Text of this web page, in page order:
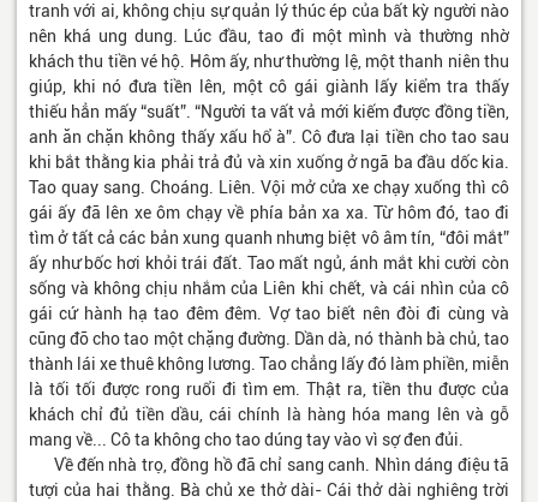
tranh với ai, không chịu sự quản lý thúc ép của bất kỳ người nào
nên khá ung dung. Lúc đầu, tao đi một mình và thường nhờ
khách thu tiền vé hộ. Hôm ấy, như thường lệ, một thanh niên thu
giúp, khi nó đưa tiền lên, một cô gái giành lấy kiểm tra thấy
thiếu hẳn mấy “suất”. “Người ta vất vả mới kiếm được đồng tiền,
anh ăn chặn không thấy xấu hổ à”. Cô đưa lại tiền cho tao sau
khi bắt thằng kia phải trả đủ và xin xuống ở ngã ba đầu dốc kia.
Tao quay sang. Choáng. Liên. Vội mở cửa xe chạy xuống thì cô
gái ấy đã lên xe ôm chạy về phía bản xa xa. Từ hôm đó, tao đi
tìm ở tất cả các bản xung quanh nhưng biệt vô âm tín, “đôi mắt”
ấy như bốc hơi khỏi trái đất. Tao mất ngủ, ánh mắt khi cười còn
sống và không chịu nhắm của Liên khi chết, và cái nhìn của cô
gái cứ hành hạ tao đêm đêm. Vợ tao biết nên đòi đi cùng và
cũng đỡ cho tao một chặng đường. Dần dà, nó thành bà chủ, tao
thành lái xe thuê không lương. Tao chẳng lấy đó làm phiền, miễn
là tối tối được rong ruổi đi tìm em. Thật ra, tiền thu được của
khách chỉ đủ tiền dầu, cái chính là hàng hóa mang lên và gỗ
mang về... Cô ta không cho tao dúng tay vào vì sợ đen đủi.
Về đến nhà trọ, đồng hồ đã chỉ sang canh. Nhìn dáng điệu tã
tượi của hai thằng. Bà chủ xe thở dài- Cái thở dài nghiêng trời